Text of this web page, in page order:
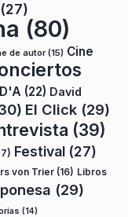
(27)
(80)
de autor(15) Cine
D'A (22) David
El Click (29)
(39)
Festival (27)
von Trier (16) Libros
(29)
(14)